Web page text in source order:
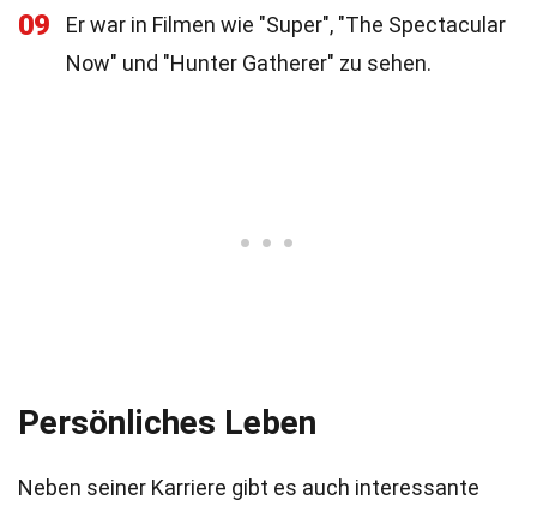
09
Er war in Filmen wie "Super", "The Spectacular
Now" und "Hunter Gatherer" zu sehen.
Persönliches Leben
Neben seiner Karriere gibt es auch interessante